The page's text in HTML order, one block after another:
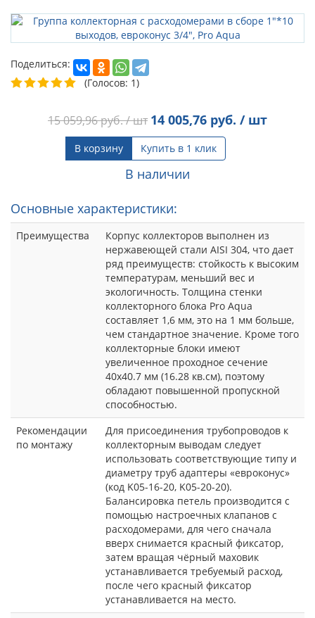
Поделиться:
(Голосов: 1)
15 059,96руб. / шт 14 005,76 руб. / шт
В корзину Купить в 1 клик
В наличии
Основные характеристики:
Преимущества
Корпус коллекторов выполнен из
нержавеющей стали AISI 304, что дает
ряд преимуществ: стойкость к высоким
температурам, меньший вес и
экологичность. Толщина стенки
коллекторного блока Pro Aqua
составляет 1,6 мм, это на 1 мм больше,
чем стандартное значение. Кроме того
коллекторные блоки имеют
увеличенное проходное сечение
40x40.7 мм (16.28 кв.см), поэтому
обладают повышенной пропускной
способностью.
Рекомендации
по монтажу
Для присоединения трубопроводов к
коллекторным выводам следует
использовать соответствующие типу и
диаметру труб адаптеры «евроконус»
(код K05-16-20, K05-20-20).
Балансировка петель производится с
помощью настроечных клапанов с
расходомерами, для чего сначала
вверх снимается красный фиксатор,
затем вращая чёрный маховик
устанавливается требуемый расход,
после чего красный фиксатор
устанавливается на место.